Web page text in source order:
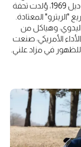
أبرز ملامح تصميم شيفروليه شيفل SS موديل 1969، وُلدت تحفة
المعتادة.
من العمل اليدوي، وهياكل من
الأمريكي، صنعت
في مزاد علني.